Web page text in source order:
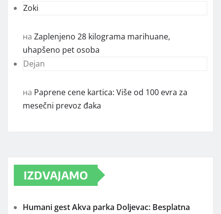
Zoki
на Zaplenjeno 28 kilograma marihuane,
uhapšeno pet osoba
Dejan
на Paprene cene kartica: Više od 100 evra za
mesečni prevoz đaka
IZDVAJAMO
Humani gest Akva parka Doljevac: Besplatna